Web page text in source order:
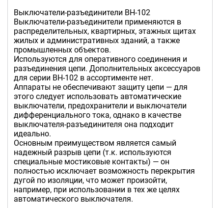
Выключатели-разъединители ВН-102
Выключатели-разъединители применяются в
распределительных, квартирных, этажных щитах
жилых и административных зданий, а также
промышленных объектов.
Используются для оперативного соединения и
разъединения цепи. Дополнительных аксессуаров
для серии ВН-102 в ассортименте нет.
Аппараты не обеспечивают защиту цепи — для
этого следует использовать автоматические
выключатели, предохранители и выключатели
дифференциального тока, однако в качестве
выключателя-разъединителя она подходит
идеально.
Основным преимуществом является самый
надежный разрыв цепи (т.к. используются
специальные мостиковые контакты) — он
полностью исключает возможность перекрытия
дугой по изоляции, что может произойти,
например, при использовании в тех же целях
автоматического выключателя.